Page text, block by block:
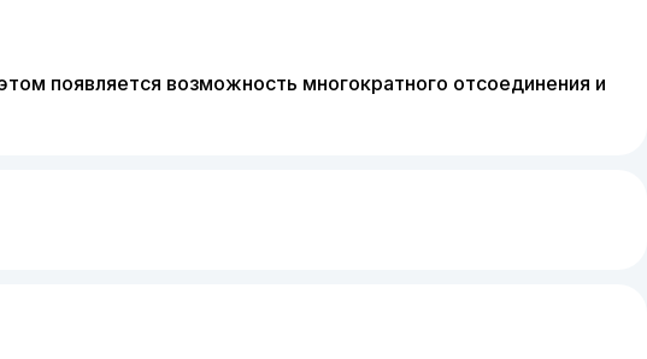
появляется возможность многократного отсоединения и